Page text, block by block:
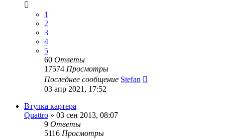
1
2
3
4
5
60 Ответы
17574 Просмотры
Последнее сообщение Stefan
03 апр 2021, 17:52
Втулка картера
Quattro » 03 сен 2013, 08:07
9 Ответы
5116 Просмотры